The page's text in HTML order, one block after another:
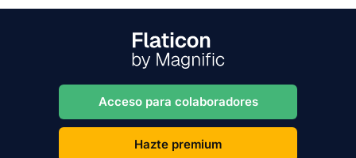
Acceso para colaboradores
Hazte premium